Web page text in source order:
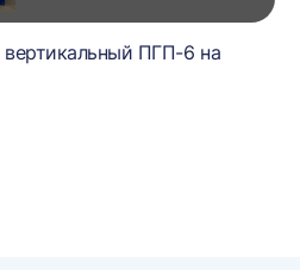
ПГП-6 на